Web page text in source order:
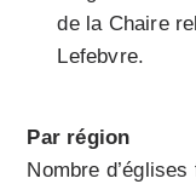
de la Chaire
Lefebvre.
Par région
Nombre